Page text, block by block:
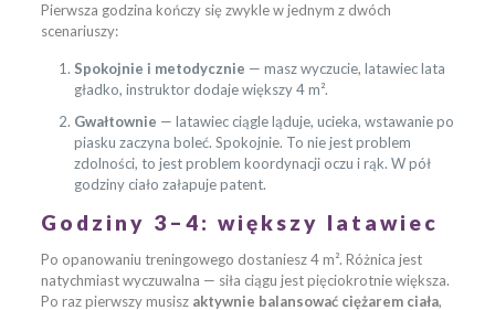
Pierwsza godzina kończy się zwykle w jednym z dwóch
scenariuszy:
Spokojnie i metodycznie — masz wyczucie, latawiec lata
gładko, instruktor dodaje większy 4 m².
Gwałtownie — latawiec ciągle ląduje, ucieka, wstawanie po
piasku zaczyna boleć. Spokojnie. To nie jest problem
zdolności, to jest problem koordynacji oczu i rąk. W pół
godziny ciało załapuje patent.
Godziny 3–4: większy latawiec
Po opanowaniu treningowego dostaniesz 4 m². Różnica jest
natychmiast wyczuwalna — siła ciągu jest pięciokrotnie większa.
Po raz pierwszy musisz aktywnie balansować ciężarem ciała,